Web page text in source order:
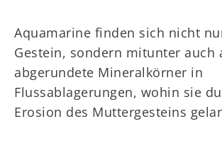
Aquamarine finden sich nicht
Gestein, sondern mitunter auch
abgerundete Mineralkörner in
Flussablagerungen, wohin sie
Erosion des Muttergesteins